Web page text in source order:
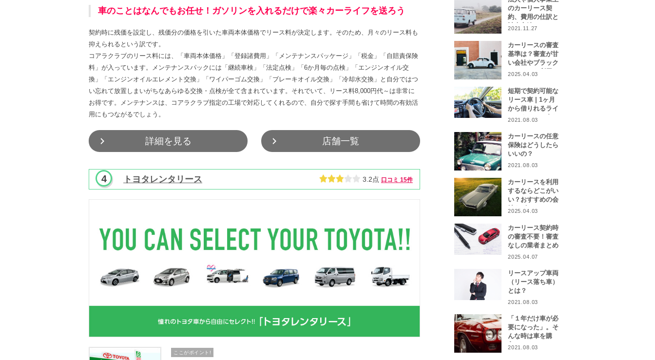
車のことはなんでもお任せ！ガソリンを入れるだけで楽々カーライフを送ろう
契約時に残価を設定し、残価分の価格を引いた車両本体価格でリース料が決定します。そのため、月々のリース料も
抑えられるという訳です。
コアラクラブのリース料には、「車両本体価格」「登録諸費用」「メンテナンスパッケージ」「税金」「自賠責保険
料」が入っています。メンテナンスパックには「継続車検」「法定点検」「6か月毎の点検」「エンジンオイル交
換」「エンジンオイルエレメント交換」「ワイパーゴム交換」「ブレーキオイル交換」「冷却水交換」と自分ではつ
い忘れて放置しまいがちなあらゆる交換・点検が全て含まれています。それでいて、リース料8,000円代～は非常に
お得です。メンテナンスは、コアラクラブ指定の工場で対応してくれるので、自分で探す手間も省けて時間の有効活
用にもつながるでしょう。
詳細を見る 店舗一覧
トヨタレンタリース 3.2点 口コミ 15件
ここがポイント!
のカーリース契
約、費用の仕訳と
計上方法は？
2021.11.27
カーリースの審査
基準は？審査が甘
い会社やブラック
リストでも利用で
2025.04.03
短期で契約可能な
リース車 | 1ヶ月
から借りれるライ
フスタイルに合わ
集
2021.08.03
カーリースの任意
保険はどうしたら
いいの？
2021.08.03
カーリースを利用
するならどこがい
い？おすすめの会
社をピックアッ
2025.04.03
カーリース契約時
の審査不要！審査
なしの業者まとめ
2025.04.07
リースアップ車両
（リース落ち車）
とは？
2021.08.03
「１年だけ車が必
要になった」。そ
んな時は車を購
入？カーリース？
2021.08.03